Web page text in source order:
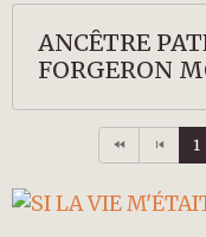
ANCÊTRE
FORGERON
1